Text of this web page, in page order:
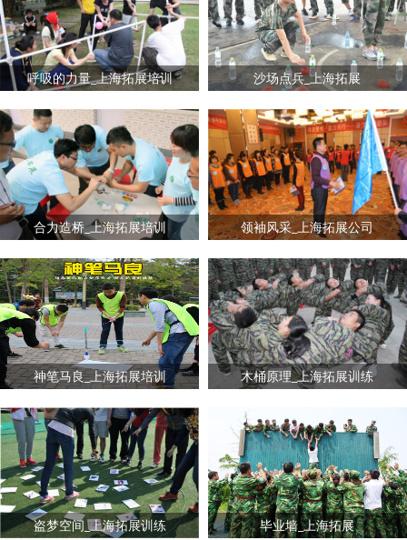
呼吸的力量_上海拓展培训 沙场点兵_上海拓展
合力造桥_上海拓展培训 领袖风采_上海拓展公司
神笔马良_上海拓展培训 木桶原理_上海拓展训练
盗梦空间_上海拓展训练 毕业墙_上海拓展